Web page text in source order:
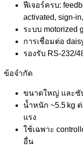
ฟีเจอร์ครบ:
activated,
ระบบ motorized
การเชื่อมต่อ
รองรับ RS‑232/
ข้อจำกัด
ขนาดใหญ่ และซั
น้ำหนัก ~5.5 kg
แรง
ใช้เฉพาะ
อื่น